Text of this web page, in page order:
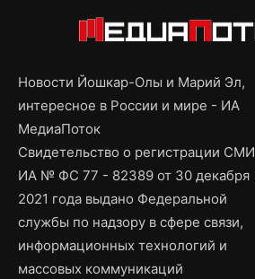
Новости Йошкар-Олы и Марий Эл,
интересное в России и мире - ИА
МедиаПоток
Свидетельство о регистрации СМИ
ИА № ФС 77 - 82389 от 30 декабря
2021 года выдано Федеральной
службы по надзору в сфере связи,
информационных технологий и
массовых коммуникаций